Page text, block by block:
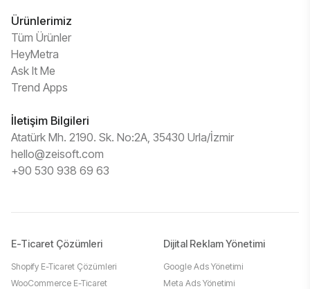
Ürünlerimiz
Tüm Ürünler
HeyMetra
Ask It Me
Trend Apps
İletişim Bilgileri
Atatürk Mh. 2190. Sk. No:2A, 35430 Urla/İzmir
hello@zeisoft.com
+90 530 938 69 63
E-Ticaret Çözümleri
Shopify E-Ticaret Çözümleri
WooCommerce E-Ticaret
Dijital Reklam Yönetimi
Google Ads Yönetimi
Meta Ads Yönetimi